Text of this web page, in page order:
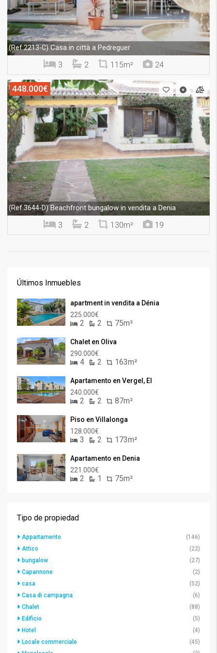
(Ref.2213-C)Casa in città a Pedreguer
3 2 115m² 24
448.000€
(Ref.3644-D)Beachfront bungalow in vendita a Denia
3 2 130m² 19
Últimos Inmuebles
apartment in vendita a Dénia
225.000€
2 2 75m²
Chalet en Oliva
290.000€
4 2 163m²
Apartamento en Vergel, El
240.000€
2 2 87m²
Piso en Villalonga
128.000€
3 2 173m²
Apartamento en Denia
221.000€
2 1 75m²
Tipo de propiedad
Appartamento
(146)
Attico
(22)
bungalow
(27)
Capannone
(2)
casa
(52)
Casa di campagna
(6)
Chalet
(88)
Edificio
(5)
Hotel
(4)
Locale commerciale
(45)